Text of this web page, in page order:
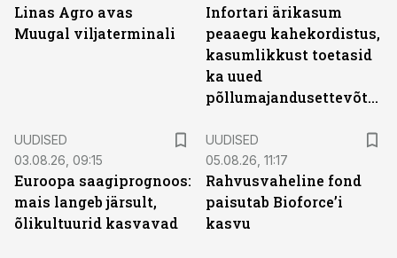
Linas Agro avas
Muugal viljaterminali
Infortari ärikasum
peaaegu kahekordistus,
kasumlikkust toetasid
ka uued
põllumajandusettevõtted
UUDISED
03.08.26, 09:15
Euroopa saagiprognoos:
mais langeb järsult,
õlikultuurid kasvavad
UUDISED
05.08.26, 11:17
Rahvusvaheline fond
paisutab Bioforce’i
kasvu